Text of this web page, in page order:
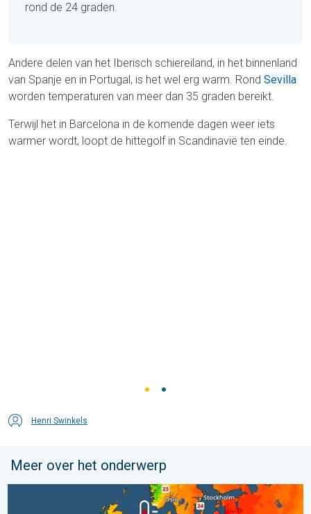
rond de 24 graden.
Andere delen van het Iberisch schiereiland, in het binnenland
van Spanje en in Portugal, is het wel erg warm. Rond Sevilla
worden temperaturen van meer dan 35 graden bereikt.
Terwijl het in Barcelona in de komende dagen weer iets
warmer wordt, loopt de hittegolf in Scandinavië ten einde.
Henri Swinkels
Meer over het onderwerp
Europese zeeën zijn ongewoon warm. Tot 30 graden. . .